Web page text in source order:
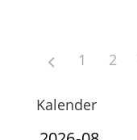
1 2
Kalender